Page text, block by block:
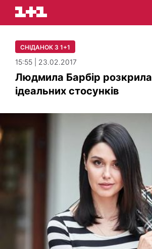
СНІДАНОК З 1+1
15:55 | 23.02.2017
Людмила Барбір
ідеальних стосунків